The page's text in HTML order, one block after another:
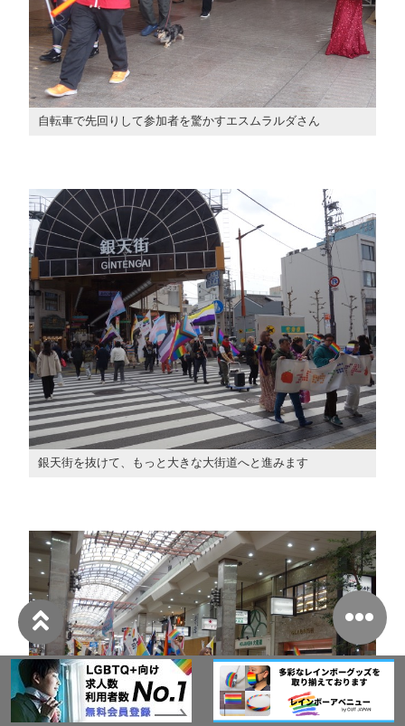
自転車で先回りして参加者を驚かすエスムラルダさん
銀天街を抜けて、もっと大きな大街道へと進みます